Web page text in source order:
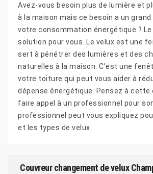
Avez-vous besoin plus de lumière et
à la maison mais ce besoin a un
votre consommation énergétique ? Le
solution pour vous. Le velux est une
sert à pénétrer des lumières et des
naturelles à la maison. C’est une
votre toiture qui peut vous aider à
dépense énergétique. Pensez à cette
faire appel à un professionnel pour
professionnel peut vous expliquez
et les types de velux.
Couvreur changement de velux